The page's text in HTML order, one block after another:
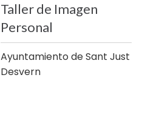
Taller de Imagen
Personal
Ayuntamiento de Sant Just
Desvern